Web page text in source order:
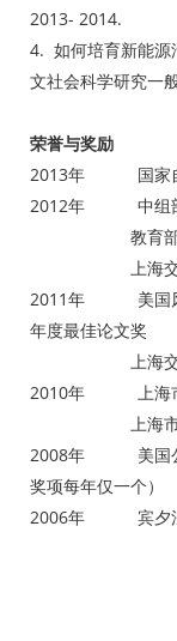
2013- 2014.
4. 如何培育新能源
文社会科学研究一
荣誉与奖励
2013年 国家自
2012年 中组部
教育部新世
上海交通大
2011年 美国风险
年度最佳论文奖
上海交通大
2010年 上海市
上海市第十届
2008年 美国公共
奖项每年仅一个）
2006年 宾夕法